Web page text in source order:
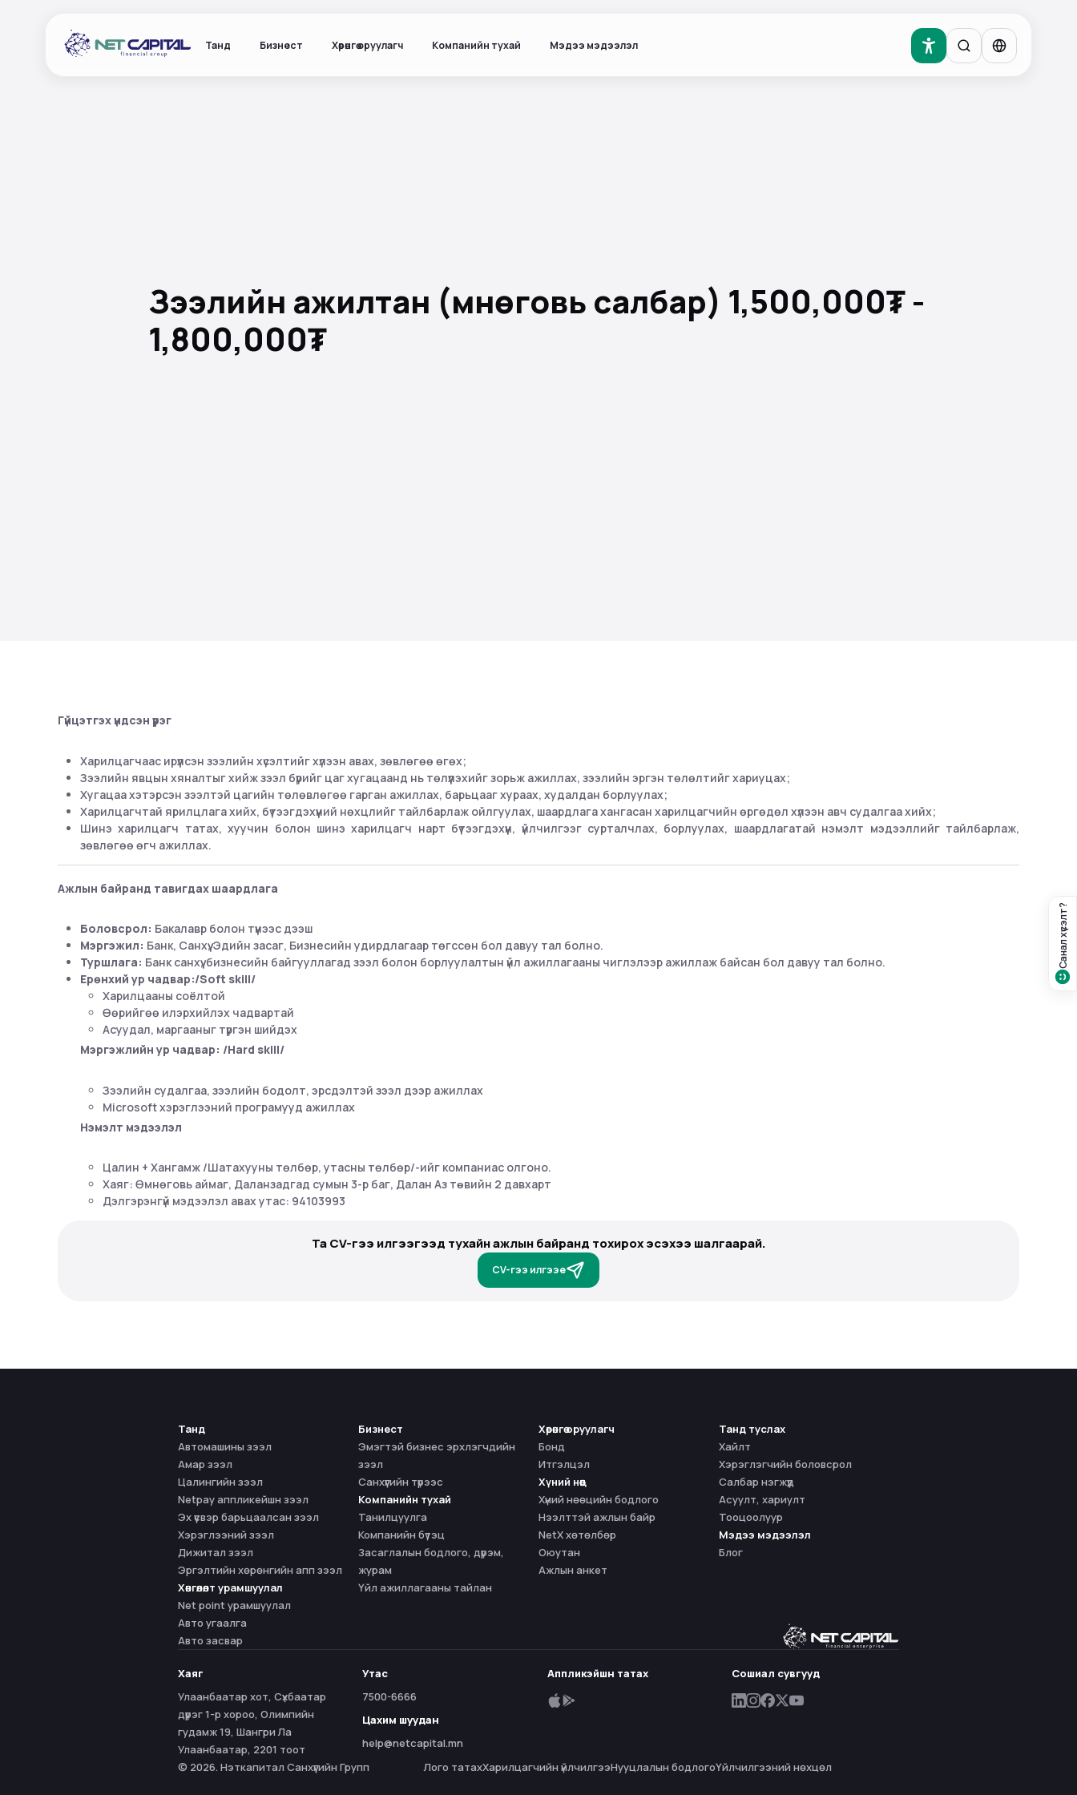
Танд Бизнест Хөрөнгө оруулагч Компанийн тухай Мэдээ мэдээлэл
Санал хүсэлт?
Зээлийн ажилтан (Өмнөговь салбар) 1,500,000₮ -
1,800,000₮
Гүйцэтгэх үндсэн үүрэг
Харилцагчаас ирүүлсэн зээлийн хүсэлтийг хүлээн авах, зөвлөгөө өгөх;
Зээлийн явцын хяналтыг хийж зээл бүрийг цаг хугацаанд нь төлүүлэхийг зорьж ажиллах, зээлийн эргэн төлөлтийг хариуцах;
Хугацаа хэтэрсэн зээлтэй цагийн төлөвлөгөө гарган ажиллах, барьцааг хураах, худалдан борлуулах;
Харилцагчтай ярилцлага хийх, бүтээгдэхүүний нөхцлийг тайлбарлаж ойлгуулах, шаардлага хангасан харилцагчийн өргөдөл хүлээн авч судалгаа хийх;
Шинэ харилцагч татах, хуучин болон шинэ харилцагч нарт бүтээгдэхүүн, үйлчилгээг сурталчлах, борлуулах, шаардлагатай нэмэлт мэдээллийг тайлбарлаж,
зөвлөгөө өгч ажиллах.
Ажлын байранд тавигдах шаардлага
Боловсрол: Бакалавр болон түүнээс дээш
Мэргэжил: Банк, Санхүү, Эдийн засаг, Бизнесийн удирдлагаар төгссөн бол давуу тал болно.
Туршлага: Банк санхүү, бизнесийн байгууллагад зээл болон борлуулалтын үйл ажиллагааны чиглэлээр ажиллаж байсан бол давуу тал болно.
Ерөнхий ур чадвар:/Soft skill/
Харилцааны соёлтой
Өөрийгөө илэрхийлэх чадвартай
Асуудал, маргааныг түргэн шийдэх
Мэргэжлийн ур чадвар: /Hard skill/
Зээлийн судалгаа, зээлийн бодолт, эрсдэлтэй зээл дээр ажиллах
Microsoft хэрэглээний програмууд ажиллах
Нэмэлт мэдээлэл
Цалин + Хангамж /Шатахууны төлбөр, утасны төлбөр/-ийг компаниас олгоно.
Хаяг: Өмнөговь аймаг, Даланзадгад сумын 3-р баг, Далан Аз тѳвийн 2 давхарт
Дэлгэрэнгүй мэдээлэл авах утас: 94103993
Та CV-гээ илгээгээд тухайн ажлын байранд тохирох эсэхээ шалгаарай.
CV-гээ илгээе
Танд
Автомашины зээл
Амар зээл
Цалингийн зээл
Netpay аппликейшн зээл
Эх үүсвэр барьцаалсан зээл
Хэрэглээний зээл
Дижитал зээл
Эргэлтийн хөрөнгийн апп зээл
Хөнгөлөлт урамшуулал
Net point урамшуулал
Авто угаалга
Авто засвар
Бизнест
Эмэгтэй бизнес эрхлэгчдийн
зээл
Санхүүгийн түрээс
Компанийн тухай
Танилцуулга
Компанийн бүтэц
Засаглалын бодлого, дүрэм,
журам
Үйл ажиллагааны тайлан
Хөрөнгө оруулагч
Бонд
Итгэлцэл
Хүний нөөц
Хүний нөөцийн бодлого
Нээлттэй ажлын байр
NetX хөтөлбөр
Оюутан
Ажлын анкет
Танд туслах
Хайлт
Хэрэглэгчийн боловсрол
Салбар нэгжүүд
Асуулт, хариулт
Тооцоолуур
Мэдээ мэдээлэл
Блог
Хаяг
Улаанбаатар хот, Сүхбаатар
дүүрэг 1-р хороо, Олимпийн
гудамж 19, Шангри Ла
Улаанбаатар, 2201 тоот
Утас
7500-6666
Цахим шуудан
help@netcapital.mn
Аппликэйшн татах Сошиал сувгууд
© 2026. Нэткапитал Санхүүгийн Групп Лого татахХарилцагчийн үйлчилгээНууцлалын бодлогоҮйлчилгээний нөхцөл